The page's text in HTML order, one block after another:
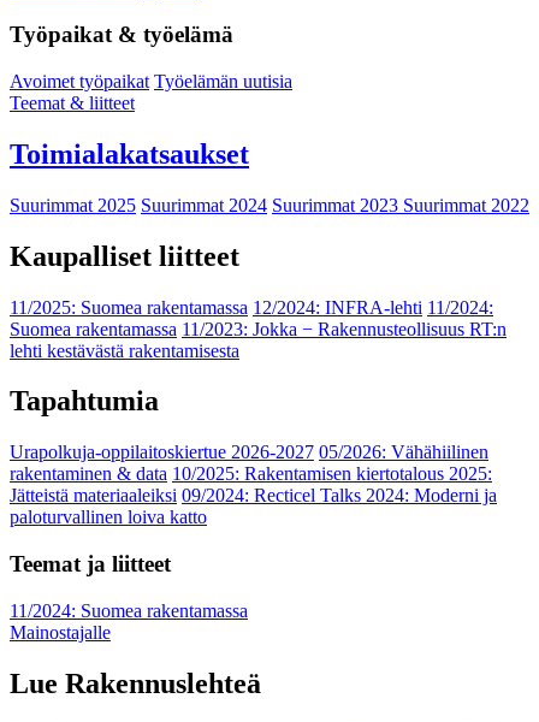
Työpaikat & työelämä
Avoimet työpaikat Työelämän uutisia
Teemat & liitteet
Toimialakatsaukset
Suurimmat 2025 Suurimmat 2024 Suurimmat 2023 Suurimmat 2022
Kaupalliset liitteet
11/2025: Suomea rakentamassa 12/2024: INFRA-lehti 11/2024:
Suomea rakentamassa 11/2023: Jokka − Rakennusteollisuus RT:n
lehti kestävästä rakentamisesta
Tapahtumia
Urapolkuja-oppilaitoskiertue 2026-2027 05/2026: Vähähiilinen
rakentaminen & data 10/2025: Rakentamisen kiertotalous 2025:
Jätteistä materiaaleiksi 09/2024: Recticel Talks 2024: Moderni ja
paloturvallinen loiva katto
Teemat ja liitteet
11/2024: Suomea rakentamassa
Mainostajalle
Lue Rakennuslehteä